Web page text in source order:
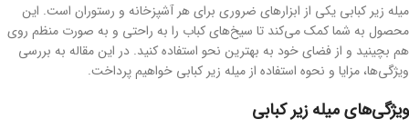
میله زیر کبابی یکی از ابزارهای ضروری برای هر آشپزخانه و رستوران است. این
محصول به شما کمک می‌کند تا سیخ‌های کباب را به راحتی و به صورت منظم روی
هم بچینید و از فضای خود به بهترین نحو استفاده کنید. در این مقاله به بررسی
ویژگی‌ها، مزایا و نحوه استفاده از میله زیر کبابی خواهیم پرداخت.
ویژگی‌های میله زیر کبابی